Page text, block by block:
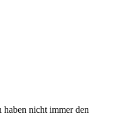
nicht immer den